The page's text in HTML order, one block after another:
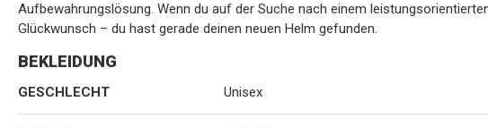
Aufbewahrungslösung. Wenn du auf der Suche nach einem
Glückwunsch – du hast gerade deinen neuen Helm gefunden.
BEKLEIDUNG
GESCHLECHT Unisex